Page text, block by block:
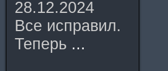
28.12.2024
Все исправил.
Теперь ...